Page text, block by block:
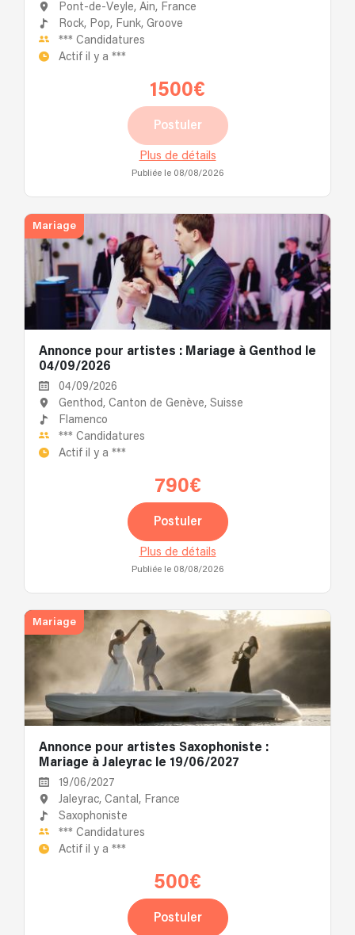
Pont-de-Veyle, Ain, France
Rock, Pop, Funk, Groove
*** Candidatures
Actif il y a ***
1500€
Postuler
Plus de détails
Publiée le 08/08/2026
Mariage
Annonce pour artistes : Mariage à Genthod le
04/09/2026
04/09/2026
Genthod, Canton de Genève, Suisse
Flamenco
*** Candidatures
Actif il y a ***
790€
Postuler
Plus de détails
Publiée le 08/08/2026
Mariage
Annonce pour artistes Saxophoniste :
Mariage à Jaleyrac le 19/06/2027
19/06/2027
Jaleyrac, Cantal, France
Saxophoniste
*** Candidatures
Actif il y a ***
500€
Postuler